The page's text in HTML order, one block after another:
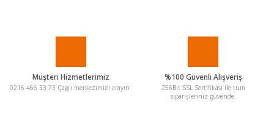
Müşteri Hizmetlerimiz
0216 466 33 73 Çağrı merkezimizi arayın.
%100 Güvenli Alışveriş
256Bit SSL Sertifikası ile tüm
siparişleriniz güvende.